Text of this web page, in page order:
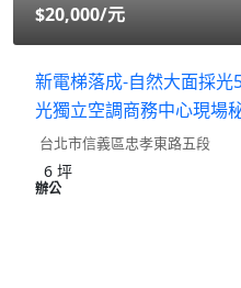
$20,000/元
新電梯落成-自然大面採
光獨立空調商務中心現場
台北市信義區忠孝東路五段
6 坪
辦公